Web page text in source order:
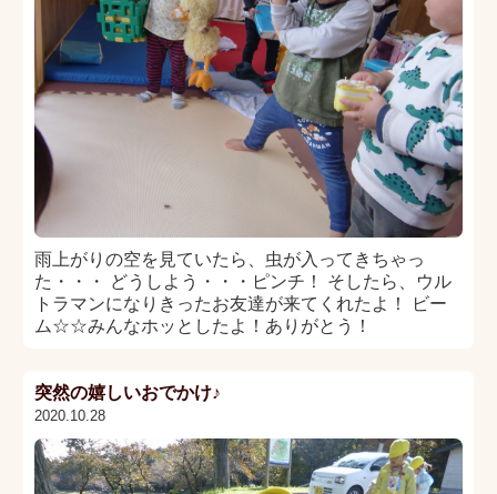
雨上がりの空を見ていたら、虫が入ってきちゃっ
た・・・ どうしよう・・・ピンチ！ そしたら、ウル
トラマンになりきったお友達が来てくれたよ！ ビー
ム☆☆みんなホッとしたよ！ありがとう！
突然の嬉しいおでかけ♪
2020.10.28